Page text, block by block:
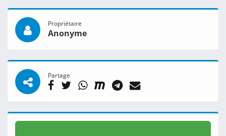
Propriétaire
Anonyme
Partage